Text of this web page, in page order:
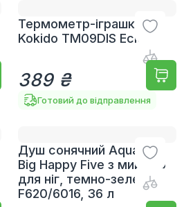
Термометр-іграшка
Kokido TM09DIS Ескімо
389 ₴
Готовий до відправлення
Душ сонячний Aquaviva
Big Happy Five з мийкою
для ніг, темно-зелений
F620/6016, 36 л